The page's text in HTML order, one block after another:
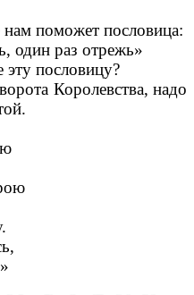
поможет пословица:
раз отрежь»
пословицу?
Королевства, надо